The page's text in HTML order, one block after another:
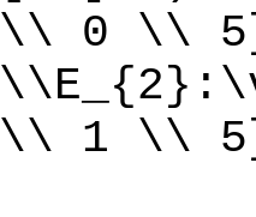
\\ 0 \\
\\ 1 \\